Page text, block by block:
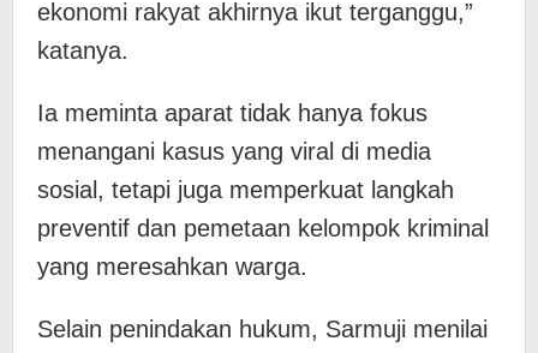
ekonomi rakyat akhirnya ikut terganggu,”
katanya.
Ia meminta aparat tidak hanya fokus
menangani kasus yang viral di media
sosial, tetapi juga memperkuat langkah
preventif dan pemetaan kelompok kriminal
yang meresahkan warga.
Selain penindakan hukum, Sarmuji menilai